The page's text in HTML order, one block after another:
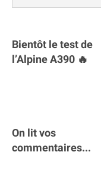
Bientôt le test de
l’Alpine A390 🔥
On lit vos
commentaires...